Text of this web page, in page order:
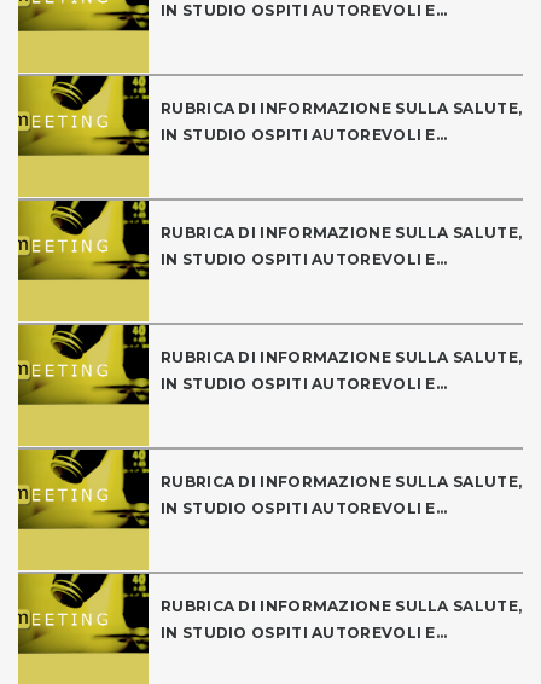
IN STUDIO OSPITI AUTOREVOLI E...
RUBRICA DI INFORMAZIONE SULLA SALUTE,
IN STUDIO OSPITI AUTOREVOLI E...
RUBRICA DI INFORMAZIONE SULLA SALUTE,
IN STUDIO OSPITI AUTOREVOLI E...
RUBRICA DI INFORMAZIONE SULLA SALUTE,
IN STUDIO OSPITI AUTOREVOLI E...
RUBRICA DI INFORMAZIONE SULLA SALUTE,
IN STUDIO OSPITI AUTOREVOLI E...
RUBRICA DI INFORMAZIONE SULLA SALUTE,
IN STUDIO OSPITI AUTOREVOLI E...